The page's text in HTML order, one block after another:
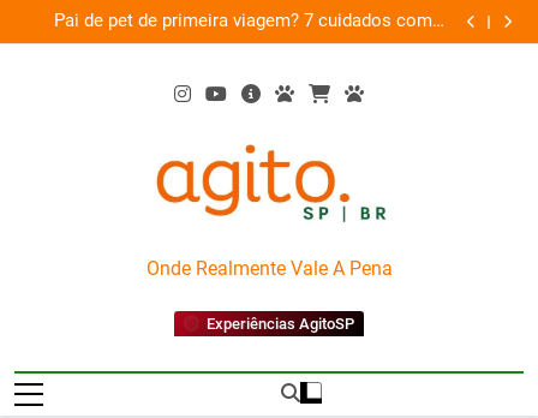
to
Pai de pet de primeira viagem? 7 cuidados com o
novo membro da família
AgitoSP
Onde Realmente Vale A Pena
Experiências AgitoSP